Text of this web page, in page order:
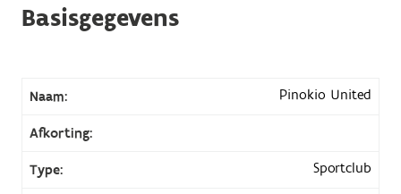
Basisgegevens
Naam: Pinokio United
Afkorting:
Type: Sportclub